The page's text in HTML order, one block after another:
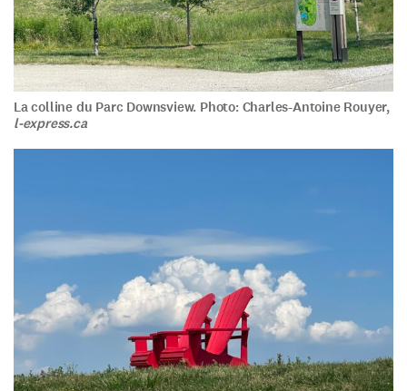
La colline du Parc Downsview. Photo: Charles-Antoine Rouyer,
l-express.ca